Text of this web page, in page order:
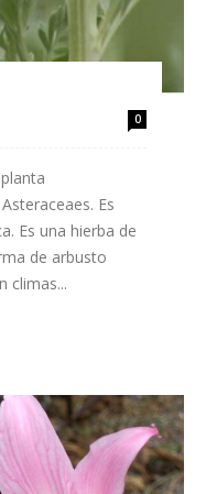
0
Es
Es una hierba de
de arbusto
climas...